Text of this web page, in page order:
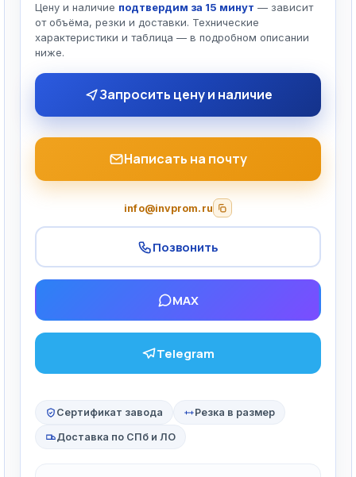
Цену и наличие подтвердим за 15 минут — зависит
от объёма, резки и доставки. Технические
характеристики и таблица — в подробном описании
ниже.
Запросить цену и наличие
Написать на почту
info@invprom.ru
Позвонить
MAX
Telegram
Сертификат завода Резка в размер
Доставка по СПб и ЛО